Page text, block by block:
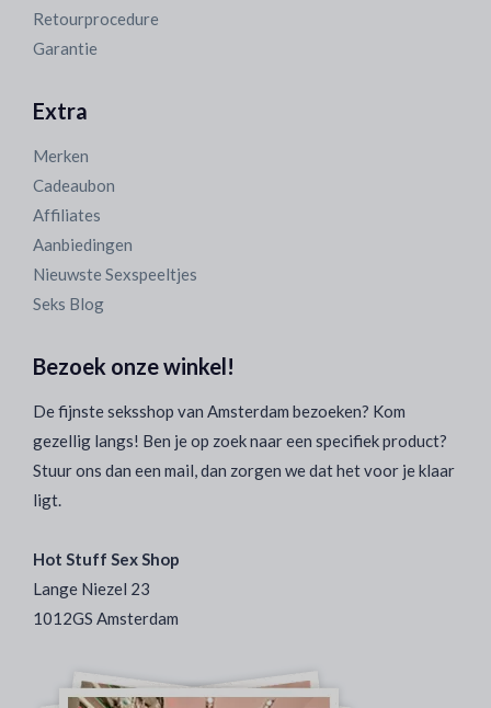
Retourprocedure
Garantie
Extra
Merken
Cadeaubon
Affiliates
Aanbiedingen
Nieuwste Sexspeeltjes
Seks Blog
Bezoek onze winkel!
De fijnste seksshop van Amsterdam bezoeken? Kom
gezellig langs! Ben je op zoek naar een specifiek product?
Stuur ons dan een mail, dan zorgen we dat het voor je klaar
ligt.
Hot Stuff Sex Shop
Lange Niezel 23
1012GS Amsterdam